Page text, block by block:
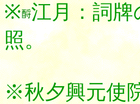
※ 江月：詞
照。
※秋夕興元使